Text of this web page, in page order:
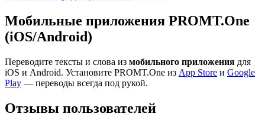
Мобильные приложения PROMT.One
(iOS/Android)
Переводите тексты и слова из мобильного приложения для
iOS и Android. Установите PROMT.One из App Store и Google
Play — переводы всегда под рукой.
Отзывы пользователей